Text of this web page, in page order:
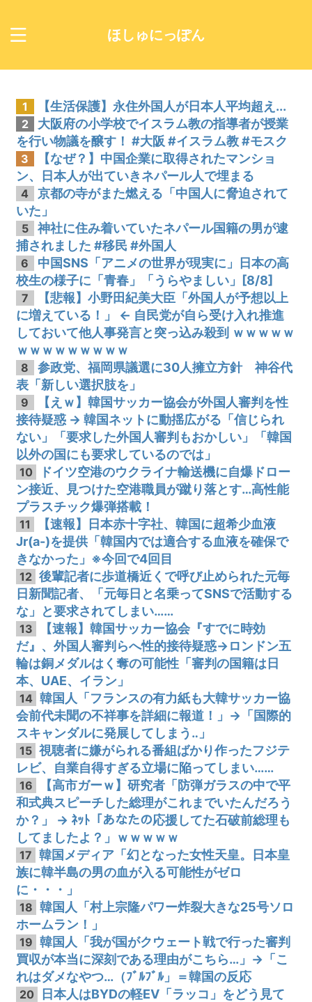
ほしゅにっぽん
1 【生活保護】永住外国人が日本人平均超え...
2
大阪府の小学校でイスラム教の指導者が授業
を行い物議を醸す！ #大阪 #イスラム教 #モスク
3
【なぜ？】中国企業に取得されたマンショ
ン、日本人が出ていきネパール人で埋まる
4
京都の寺がまた燃える「中国人に脅迫されて
いた」
5
神社に住み着いていたネパール国籍の男が逮
捕されました #移民 #外国人
6
中国SNS「アニメの世界が現実に」日本の高
校生の様子に「青春」「うらやましい」[8/8]
7
【悲報】小野田紀美大臣「外国人が予想以上
に増えている！」 ← 自民党が自ら受け入れ推進
しておいて他人事発言と突っ込み殺到 ｗｗｗｗｗ
ｗｗｗｗｗｗｗｗｗ
8
参政党、福岡県議選に30人擁立方針 神谷代
表「新しい選択肢を」
9
【えｗ】韓国サッカー協会が外国人審判を性
接待疑惑 → 韓国ネットに動揺広がる「信じられ
ない」「要求した外国人審判もおかしい」「韓国
以外の国にも要求しているのでは」
10
ドイツ空港のウクライナ輸送機に自爆ドロー
ン接近、見つけた空港職員が蹴り落とす…高性能
プラスチック爆弾搭載！
11
【速報】日本赤十字社、韓国に超希少血液
Jr(a-)を提供「韓国内では適合する血液を確保で
きなかった」※今回で4回目
12 後輩記者に歩道橋近くで呼び止められた元毎
日新聞記者、「元毎日と名乗ってSNSで活動する
な」と要求されてしまい……
13
【速報】韓国サッカー協会『すでに時効
だ』、外国人審判らへ性的接待疑惑→ロンドン五
輪は銅メダルはく奪の可能性「審判の国籍は日
本、UAE、イラン」
14 韓国人「フランスの有力紙も大韓サッカー協
会前代未聞の不祥事を詳細に報道！」→「国際的
スキャンダルに発展してしまう‥」
15 視聴者に嫌がられる番組ばかり作ったフジテ
レビ、自業自得すぎる立場に陥ってしまい……
16
【高市ガーｗ】研究者「防弾ガラスの中で平
和式典スピーチした総理がこれまでいたんだろう
か？」 → ﾈｯﾄ「あなたの応援してた石破前総理も
してましたよ？」ｗｗｗｗｗ
17 韓国メディア「幻となった女性天皇。日本皇
族に韓半島の男の血が入る可能性がゼロ
に・・・」
18 韓国人「村上宗隆パワー炸裂大きな25号ソロ
ホームラン！」
19 韓国人「我が国がクウェート戦で行った審判
買収が本当に深刻である理由がこちら…」→「こ
れはダメなやつ…（ﾌﾞﾙﾌﾞﾙ」＝韓国の反応
20
日本人はBYDの軽EV「ラッコ」をどう見て